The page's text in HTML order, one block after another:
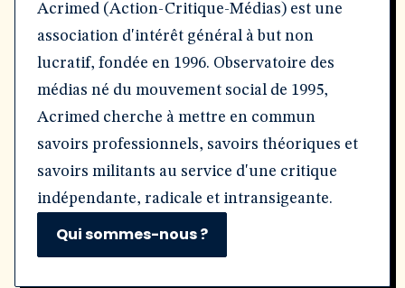
Acrimed (Action-Critique-Médias) est une
association d'intérêt général à but non
lucratif, fondée en 1996. Observatoire des
médias né du mouvement social de 1995,
Acrimed cherche à mettre en commun
savoirs professionnels, savoirs théoriques et
savoirs militants au service d'une critique
indépendante, radicale et intransigeante.
Qui sommes-nous ?